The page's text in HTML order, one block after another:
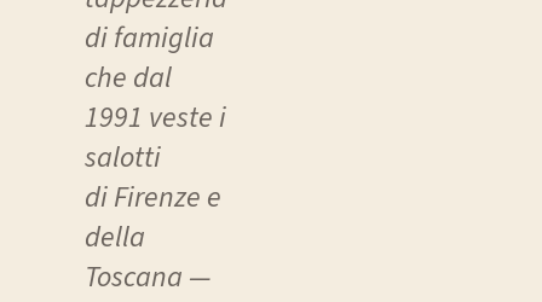
di famiglia
che dal
1991 veste i
salotti
di Firenze e
della
Toscana —